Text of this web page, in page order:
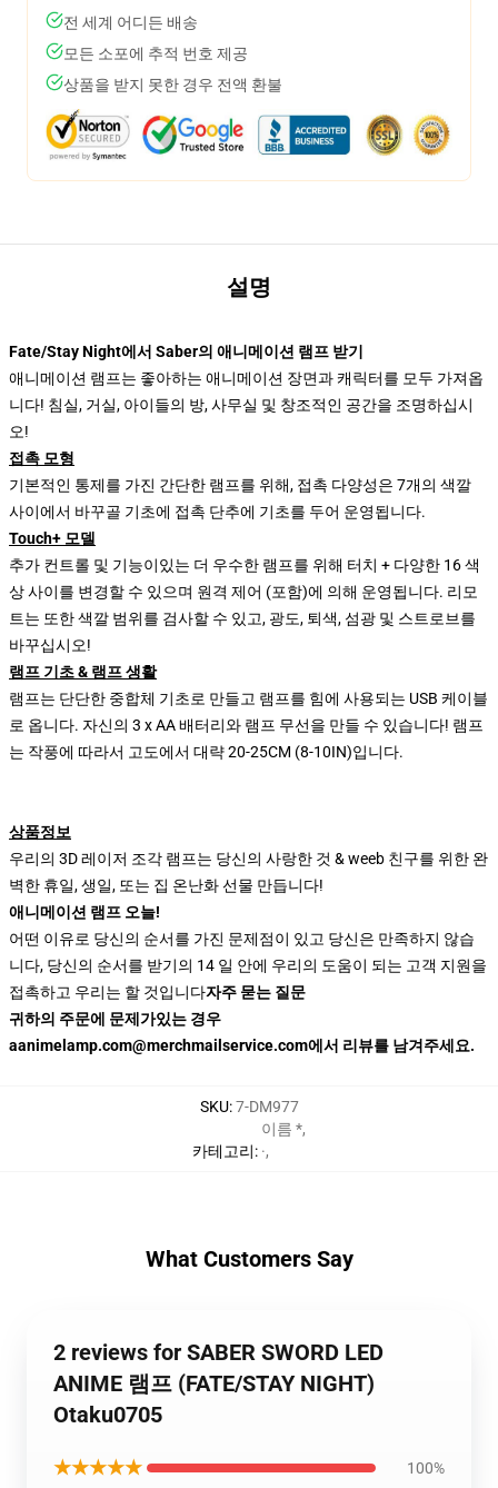
전 세계 어디든 배송
모든 소포에 추적 번호 제공
상품을 받지 못한 경우 전액 환불
설명
Fate/Stay Night에서 Saber의 애니메이션 램프 받기
애니메이션 램프는 좋아하는 애니메이션 장면과 캐릭터를 모두 가져옵
니다! 침실, 거실, 아이들의 방, 사무실 및 창조적인 공간을 조명하십시
오!
접촉 모형
기본적인 통제를 가진 간단한 램프를 위해, 접촉 다양성은 7개의 색깔
사이에서 바꾸골 기초에 접촉 단추에 기초를 두어 운영됩니다.
Touch+ 모델
추가 컨트롤 및 기능이있는 더 우수한 램프를 위해 터치 + 다양한 16 색
상 사이를 변경할 수 있으며 원격 제어 (포함)에 의해 운영됩니다. 리모
트는 또한 색깔 범위를 검사할 수 있고, 광도, 퇴색, 섬광 및 스트로브를
바꾸십시오!
램프 기초 & 램프 생활
램프는 단단한 중합체 기초로 만들고 램프를 힘에 사용되는 USB 케이블
로 옵니다. 자신의 3 x AA 배터리와 램프 무선을 만들 수 있습니다! 램프
는 작풍에 따라서 고도에서 대략 20-25CM (8-10IN)입니다.
상품정보
우리의 3D 레이저 조각 램프는 당신의 사랑한 것 & weeb 친구를 위한 완
벽한 휴일, 생일, 또는 집 온난화 선물 만듭니다!
애니메이션 램프 오늘!
어떤 이유로 당신의 순서를 가진 문제점이 있고 당신은 만족하지 않습
니다, 당신의 순서를 받기의 14 일 안에 우리의 도움이 되는 고객 지원을
접촉하고 우리는 할 것입니다자주 묻는 질문
귀하의 주문에 문제가있는 경우
aanimelamp.com@merchmailservice.com에서 리뷰를 남겨주세요.
SKU:7-DM977
카테고리:
이름 *,
·,
What Customers Say
2 reviews for SABER SWORD LED
ANIME 램프 (FATE/STAY NIGHT)
Otaku0705
★★★★★ 100%